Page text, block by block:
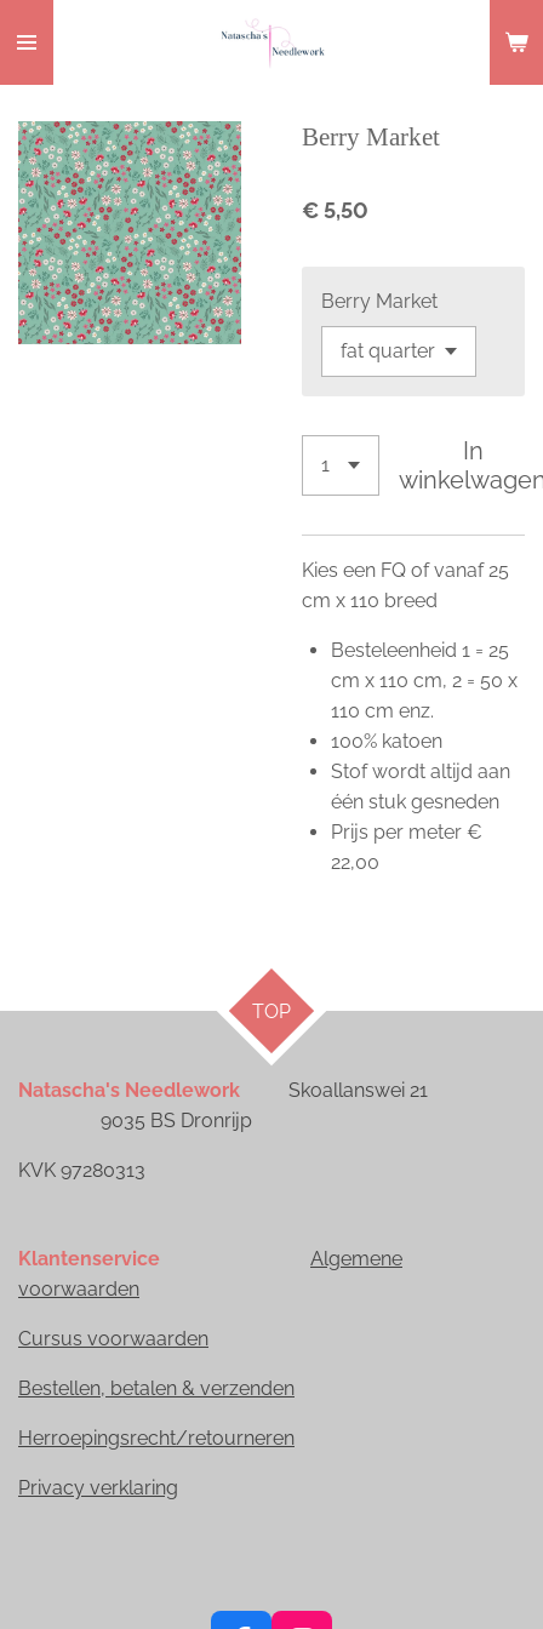
direct
naar
de
hoofdinhoud
Berry Market
€ 5,50
Berry Market
In
Kies een FQ of vanaf 25
cm x 110 breed
Besteleenheid 1 = 25
cm x 110 cm, 2 = 50 x
110 cm enz.
100% katoen
Stof wordt altijd aan
één stuk gesneden
Prijs per meter €
22,00
TOP
Natascha's Needlework
Skoallanswei 21
9035 BS Dronrijp
KVK 97280313
Klantenservice
Algemene
voorwaarden
Cursus voorwaarden
Bestellen, betalen & verzenden
Herroepingsrecht/retourneren
Privacy verklaring